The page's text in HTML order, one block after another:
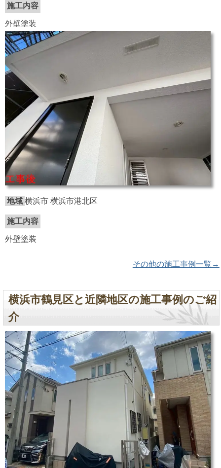
施工内容
外壁塗装
地域 横浜市 横浜市港北区
施工内容
外壁塗装
その他の施工事例一覧→
横浜市鶴見区と近隣地区の施工事例のご紹
介